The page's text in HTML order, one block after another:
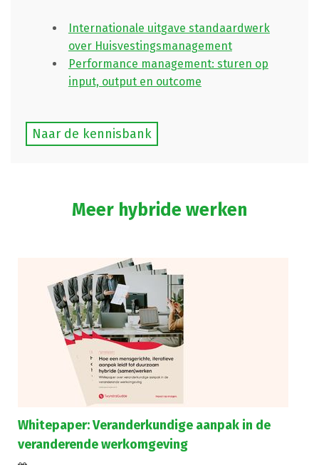
Internationale uitgave standaardwerk
over Huisvestingsmanagement
Performance management: sturen op
input, output en outcome
Naar de kennisbank
Meer hybride werken
Whitepaper: Veranderkundige aanpak in de
veranderende werkomgeving